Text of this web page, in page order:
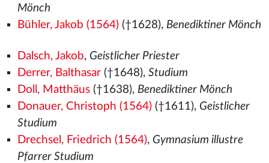
Mönch
Bühler, Jakob (1564)(†1628), Benediktiner Mönch
Dalsch, Jakob, Geistlicher Priester
Derrer, Balthasar(†1648), Studium
Doll, Matthäus(†1638), Benediktiner Mönch
Donauer, Christoph (1564)(†1611), Geistlicher
Studium
Drechsel, Friedrich (1564), Gymnasium illustre
Pfarrer Studium